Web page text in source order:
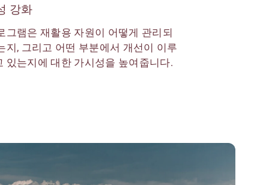
강화
그램은 재활용 자원이 어떻게 관리되
지, 그리고 어떤 부분에서 개선이 이루
있는지에 대한 가시성을 높여줍니다.